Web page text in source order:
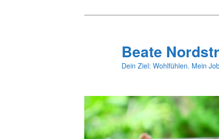
Beate
Dein Ziel: Wohlfühlen. Mein